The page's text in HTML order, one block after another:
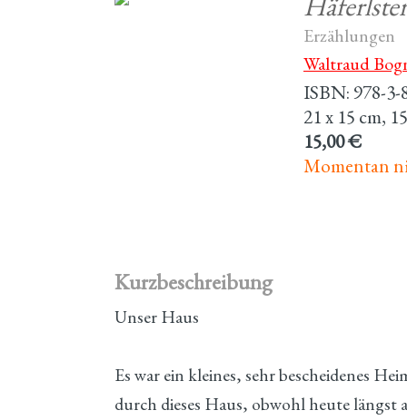
Erzählungen
Waltraud
ISBN: 978-3-
21 x 15 cm,
15,00 €
Momentan
Kurzbeschreibung
Unser Haus
Es war ein kleines, sehr bescheidenes
durch dieses Haus, obwohl heute längst